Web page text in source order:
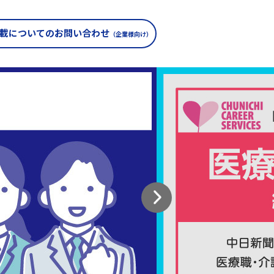
についてのお問い合わせ （企業様向け）